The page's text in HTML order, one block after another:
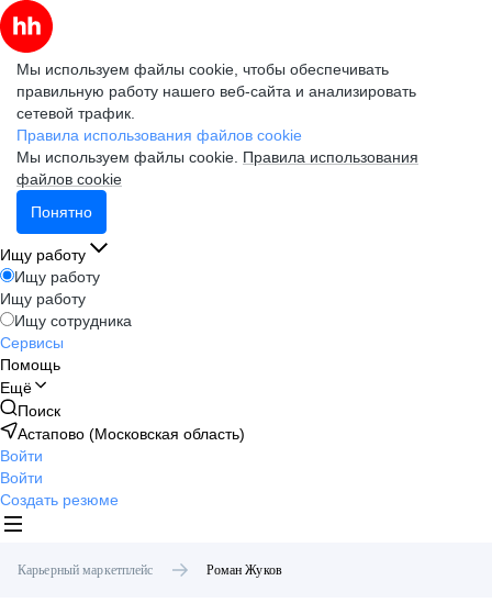
Мы используем файлы cookie, чтобы обеспечивать
правильную работу нашего веб-сайта и анализировать
сетевой трафик.
Правила использования файлов cookie
Мы используем файлы cookie. Правила использования
файлов cookie
Понятно
Ищу работу
Ищу работу
Ищу работу
Ищу сотрудника
Сервисы
Помощь
Ещё
Поиск
Астапово (Московская область)
Войти
Войти
Создать резюме
Карьерный маркетплейс Роман Жуков